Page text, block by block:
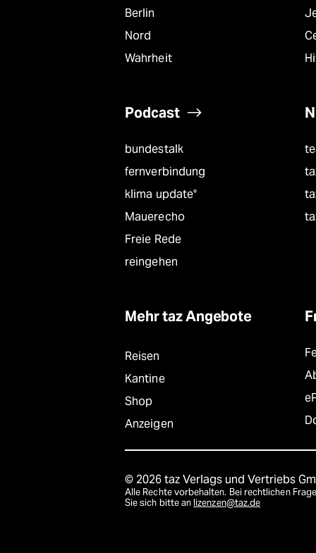
Berlin
Nord
Wahrheit
Podcast
bundestalk
fernverbindung
klima update°
Mauerecho
Freie Rede
reingehen
Mehr taz Angebote
Reisen
Kantine
Shop
Anzeigen
© 2026 taz Verlags und Vertriebs
Alle Rechte vorbehalten. Bei rechtlichen
Sie sich bitte an lizenzen@taz.de